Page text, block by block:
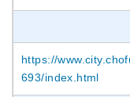
https://
693/index.html